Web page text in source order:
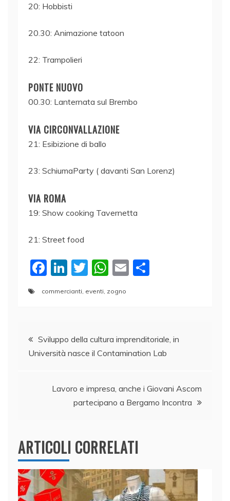
20: Hobbisti
20.30: Animazione tatoon
22: Trampolieri
PONTE NUOVO
00.30: Lanternata sul Brembo
VIA CIRCONVALLAZIONE
21: Esibizione di ballo
23: SchiumaParty ( davanti San Lorenz)
VIA ROMA
19: Show cooking Tavernetta
21: Street food
F
c
b
o
k
Li
n
k
dI
n
T
w
itt
W
at
A
p
E
vi
di
commercianti eventi zogno
Navigazione
articoli
Sviluppo della cultura imprenditoriale, in
Università nasce il Contamination Lab
Lavoro e impresa, anche i Giovani Ascom
partecipano a Bergamo Incontra
ARTICOLI CORRELATI